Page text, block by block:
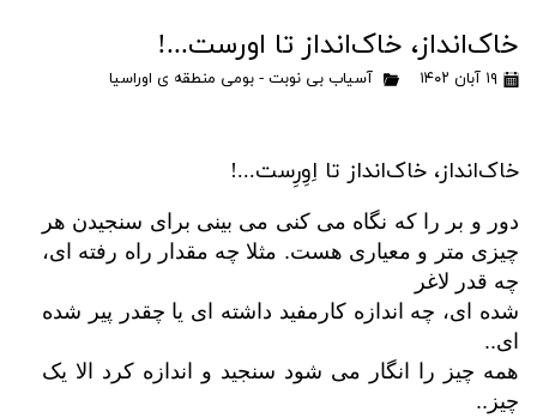
خاک‌انداز، خاک‌انداز تا اورست...!
۱۹ آبان ۱۴۰۲ آسیاب بی نوبت - بومی منطقه ی اوراسیا
خاک‌انداز، خاک‌انداز تا اِوِرِست...!
دور و بر را که نگاه می کنی می بینی برای سنجیدن هر
چیزی متر و معیاری هست. مثلا چه مقدار راه رفته ای،
چه قدر لاغر
شده ای، چه اندازه کارمفید داشته ای یا چقدر پیر شده
ای..
همه چیز را انگار می شود سنجید و اندازه کرد الا یک
چیز..